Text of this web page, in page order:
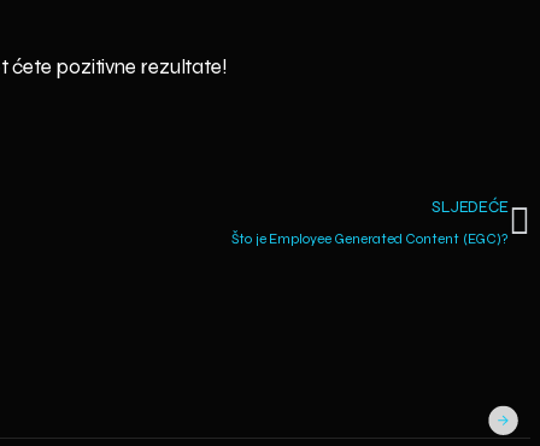
ćete pozitivne rezultate!
SLJEDEĆE
Što je Employee Generated Content (EGC)?